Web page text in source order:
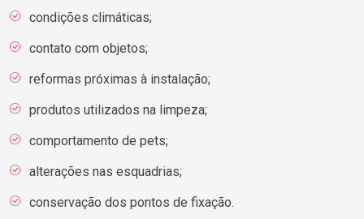
condições climáticas;
contato com objetos;
reformas próximas à instalação;
produtos utilizados na limpeza;
comportamento de pets;
alterações nas esquadrias;
conservação dos pontos de fixação.